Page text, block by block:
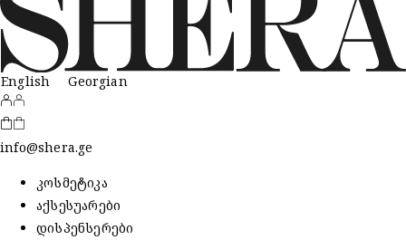
English Georgian
info@shera.ge
კოსმეტიკა
აქსესუარები
დისპენსერები